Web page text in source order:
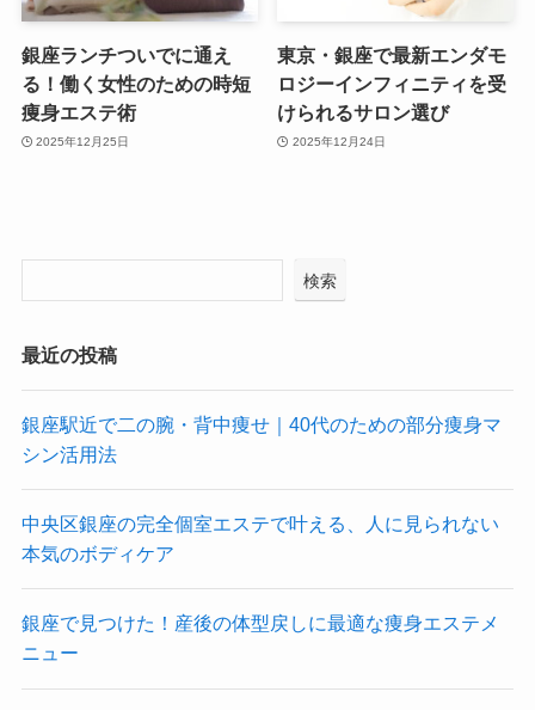
銀座ランチついでに通え
る！働く女性のための時短
痩身エステ術
2025年12月25日
東京・銀座で最新エンダモ
ロジーインフィニティを受
けられるサロン選び
2025年12月24日
検索
最近の投稿
銀座駅近で二の腕・背中痩せ｜40代のための部分痩身マ
シン活用法
中央区銀座の完全個室エステで叶える、人に見られない
本気のボディケア
銀座で見つけた！産後の体型戻しに最適な痩身エステメ
ニュー